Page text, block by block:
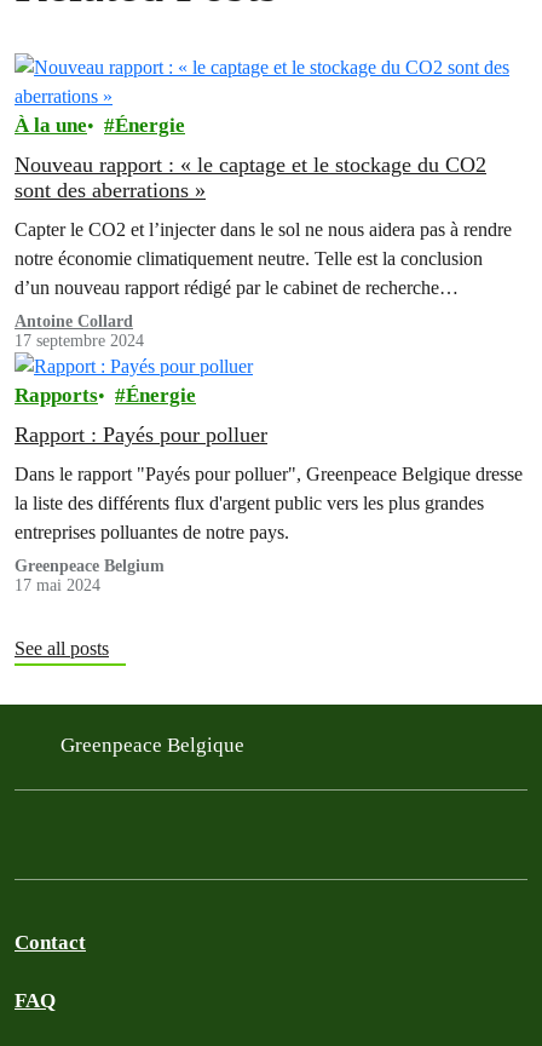
À la une Énergie
Nouveau rapport : « le captage et le stockage du CO2
sont des aberrations »
Capter le CO2 et l’injecter dans le sol ne nous aidera pas à rendre
notre économie climatiquement neutre. Telle est la conclusion
d’un nouveau rapport rédigé par le cabinet de recherche
EnergyComment…
Antoine Collard
17 septembre 2024
Rapports Énergie
Rapport : Payés pour polluer
Dans le rapport "Payés pour polluer", Greenpeace Belgique dresse
la liste des différents flux d'argent public vers les plus grandes
entreprises polluantes de notre pays.
Greenpeace Belgium
17 mai 2024
See all posts
Greenpeace Belgique
Contact
FAQ